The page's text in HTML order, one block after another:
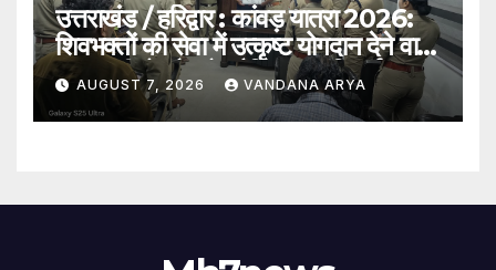
उत्तराखंड / हरिद्वार : कांवड़ यात्रा 2026:
शिवभक्तों की सेवा में उत्कृष्ट योगदान देने वाले
एक एसपीओ और दो ट्रैफिक वालंटियर्स
सम्मानित, एसपी देहात ने किया सम्मानित_देखे
विडिओ !!
AUGUST 7, 2026 VANDANA ARYA